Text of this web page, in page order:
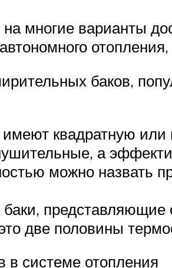
многие варианты
отопления,
баков,
квадратную
а
можно назвать
представляющие
две половины
системе отопления